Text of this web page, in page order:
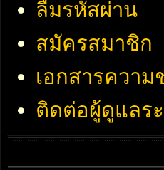
ลืมรหัสผ่าน
สมัครสมาชิก
เอกสารความ
ติดต่อผู้ดูแลร